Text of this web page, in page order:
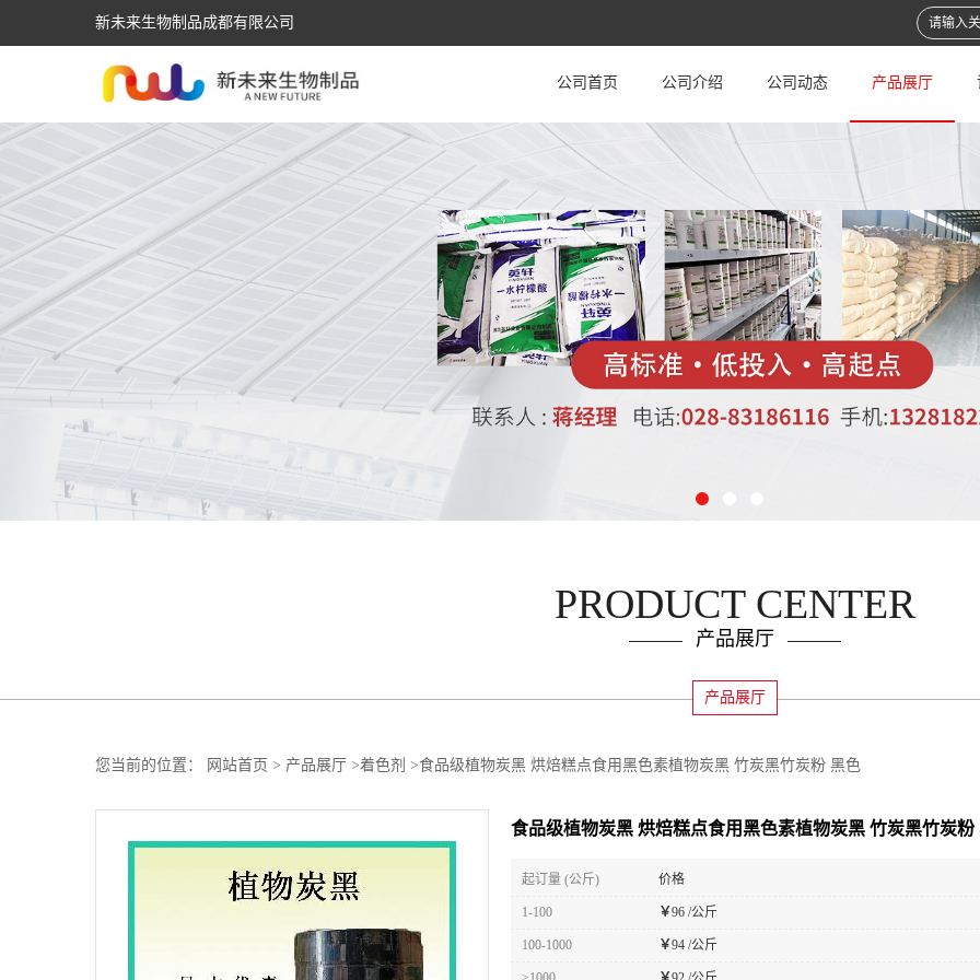
新未来生物制品成都有限公司
公司首页 公司介绍 公司动态 产品展厅
PRODUCT CENTER
产品展厅
产品展厅
您当前的位置： 网站首页 > 产品展厅 >着色剂 >食品级植物炭黑 烘焙糕点食用黑色素植物炭黑 竹炭黑竹炭粉 黑色
食品级植物炭黑 烘焙糕点食用黑色素植物炭黑 竹炭黑竹炭粉
起订量 (公斤) 价格
1-100 ￥96 /公斤
100-1000 ￥94 /公斤